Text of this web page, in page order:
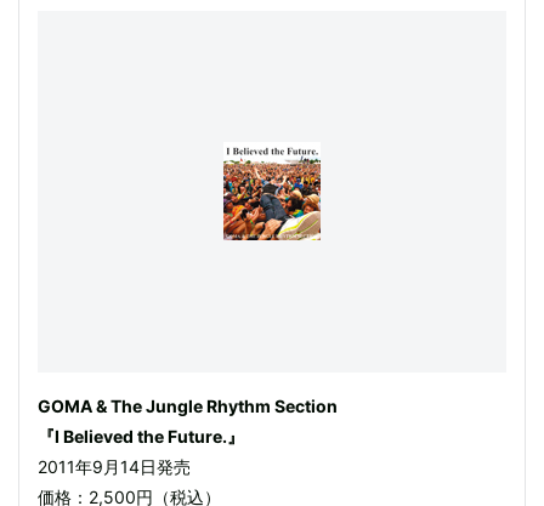
GOMA & The Jungle Rhythm Section
『I Believed the Future.』
2011年9月14日発売
価格：2,500円（税込）